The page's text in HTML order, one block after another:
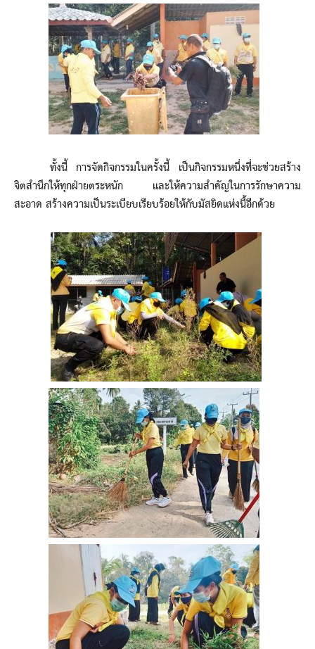
ทั้งนี้ การจัดกิจกรรมในครั้งนี้ เป็นกิจกรรมหนึ่งที่จะช่วยสร้าง
จิตสำนึกให้ทุกฝ่ายตระหนัก และให้ความสำคัญในการรักษาความ
สะอาด สร้างความเป็นระเบียบเรียบร้อยให้กับมัสยิดแห่งนี้อีกด้วย